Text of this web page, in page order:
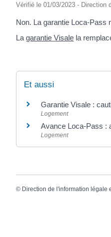
Vérifié le 01/03/2023 - Direction
Non. La garantie Loca-Pass
La garantie Visale la
Et aussi
Garantie Visale :
Logement
Avance Loca-Pass :
Logement
© Direction de l'information légale